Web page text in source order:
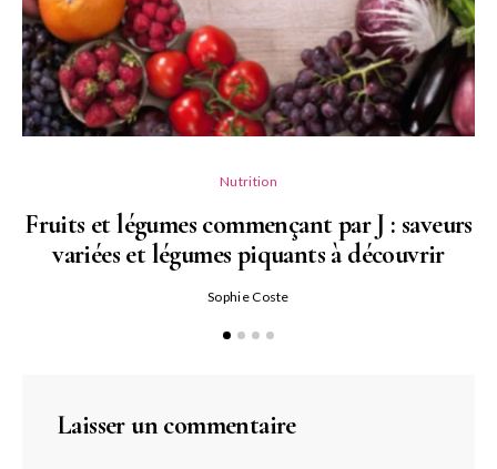
Nutrition
Fruits et légumes commençant par J : saveurs
variées et légumes piquants à découvrir
Sophie Coste
Laisser un commentaire